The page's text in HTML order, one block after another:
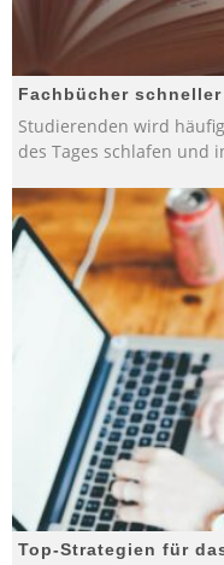
Fachbücher
Studierenden wird
des Tages schlafen und
Top-Strategien für